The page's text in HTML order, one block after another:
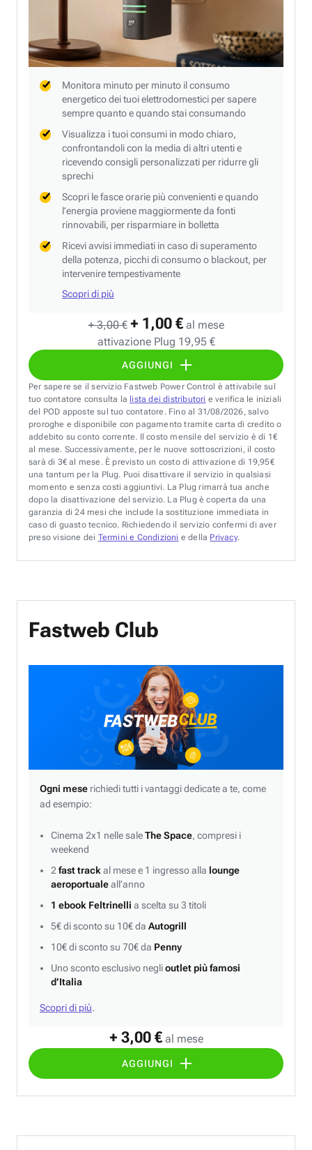
+ 3,00 € + 1,00 € al mese
attivazione Plug 19,95 €
AGGIUNGI
Monitora minuto per minuto il consumo
energetico dei tuoi elettrodomestici per sapere
sempre quanto e quando stai consumando
Visualizza i tuoi consumi in modo chiaro,
confrontandoli con la media di altri utenti e
ricevendo consigli personalizzati per ridurre gli
sprechi
Scopri le fasce orarie più convenienti e quando
l’energia proviene maggiormente da fonti
rinnovabili, per risparmiare in bolletta
Ricevi avvisi immediati in caso di superamento
della potenza, picchi di consumo o blackout, per
intervenire tempestivamente
Scopri di più
Per sapere se il servizio Fastweb Power Control è attivabile sul
tuo contatore consulta la lista dei distributori e verifica le iniziali
del POD apposte sul tuo contatore. Fino al 31/08/2026, salvo
proroghe e disponibile con pagamento tramite carta di credito o
addebito su conto corrente. Il costo mensile del servizio è di 1€
al mese. Successivamente, per le nuove sottoscrizioni, il costo
sarà di 3€ al mese. È previsto un costo di attivazione di 19,95€
una tantum per la Plug. Puoi disattivare il servizio in qualsiasi
momento e senza costi aggiuntivi. La Plug rimarrà tua anche
dopo la disattivazione del servizio. La Plug è coperta da una
garanzia di 24 mesi che include la sostituzione immediata in
caso di guasto tecnico. Richiedendo il servizio confermi di aver
preso visione dei Termini e Condizioni e della Privacy.
Fastweb Club
+ 3,00 € al mese
AGGIUNGI
Ogni mese richiedi tutti i vantaggi dedicate a te, come
ad esempio:
Cinema 2x1 nelle saleThe Space, compresi i
weekend
2 fast track al mese e 1 ingresso alla lounge
aeroportualeall’anno
1 ebook Feltrinelli a scelta su 3 titoli
5€ di sconto su 10€ da Autogrill
10€ di sconto su 70€ da Penny
Uno sconto esclusivo neglioutlet più famosi
d’Italia
Scopri di più.